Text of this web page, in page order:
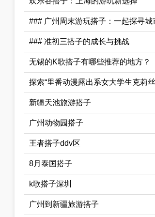
### 广州周末游玩搭子：一起探寻城
### 准初三搭子的成长与挑战
无锡的K歌搭子有哪些推荐的地方？
探索“里番动漫露出系女大学生克莉
新疆天池旅游搭子
广州动物园搭子
王者搭子ddv区
8月泰国搭子
k歌搭子深圳
广州到新疆旅游搭子